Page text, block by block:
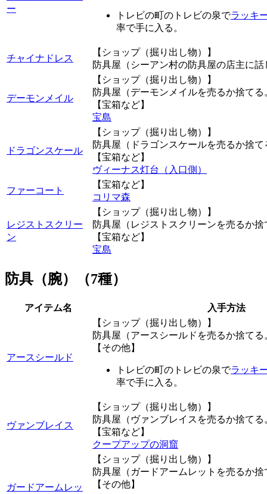
ー
トレビの町のトレビの泉でラッキ
率で手に入る。
チャイナドレス
【ショップ（掘り出し物）】
防具屋（シーアン村の防具屋の店主に
デーモンメイル
【ショップ（掘り出し物）】
防具屋（デーモンメイルを売るか捨てる
【宝箱など】
宝島
ドラゴンスケール
【ショップ（掘り出し物）】
防具屋（ドラゴンスケールを売るか捨て
【宝箱など】
ヴィーナス灯台（入口側）
ファーコート
【宝箱など】
コリマ森
レジストスクリー
ン
【ショップ（掘り出し物）】
防具屋（レジストスクリーンを売るか捨
【宝箱など】
宝島
防具（腕）（7種）
アイテム名 入手方法
アースシールド
【ショップ（掘り出し物）】
防具屋（アースシールドを売るか捨てる
【その他】
トレビの町のトレビの泉でラッキ
率で手に入る。
ヴァンブレイス
【ショップ（掘り出し物）】
防具屋（ヴァンブレイスを売るか捨てる
【宝箱など】
クープアップの洞窟
ガードアームレッ
【ショップ（掘り出し物）】
防具屋（ガードアームレットを売るか捨
【その他】